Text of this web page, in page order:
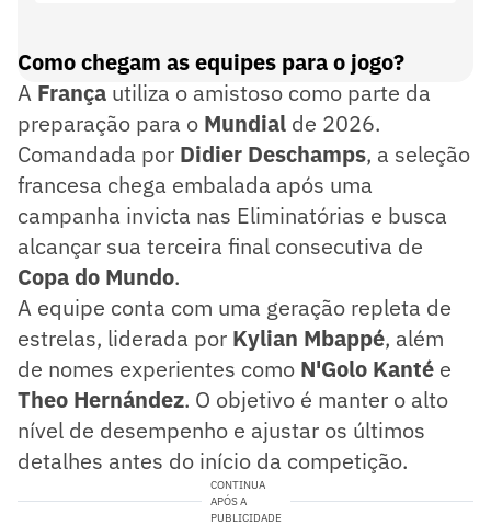
Como chegam as equipes para o jogo?
A França utiliza o amistoso como parte da
preparação para o Mundial de 2026.
Comandada por Didier Deschamps, a seleção
francesa chega embalada após uma
campanha invicta nas Eliminatórias e busca
alcançar sua terceira final consecutiva de
Copa do Mundo.
A equipe conta com uma geração repleta de
estrelas, liderada por Kylian Mbappé, além
de nomes experientes como N'Golo Kanté e
Theo Hernández. O objetivo é manter o alto
nível de desempenho e ajustar os últimos
detalhes antes do início da competição.
CONTINUA
APÓS A
PUBLICIDADE